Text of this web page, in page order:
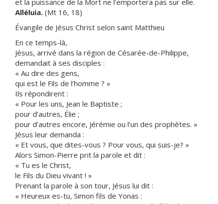
et la puissance de la Mort ne l’emportera pas sur elle.
Alléluia. (Mt 16, 18)
Évangile de Jésus Christ selon saint Matthieu
En ce temps-là,
Jésus, arrivé dans la région de Césarée-de-Philippe,
demandait à ses disciples :
« Au dire des gens,
qui est le Fils de l’homme ? »
Ils répondirent :
« Pour les uns, Jean le Baptiste ;
pour d’autres, Élie ;
pour d’autres encore, Jérémie ou l’un des prophètes. »
Jésus leur demanda :
« Et vous, que dites-vous ? Pour vous, qui suis-je? »
Alors Simon-Pierre prit la parole et dit :
« Tu es le Christ,
le Fils du Dieu vivant ! »
Prenant la parole à son tour, Jésus lui dit :
« Heureux es-tu, Simon fils de Yonas :